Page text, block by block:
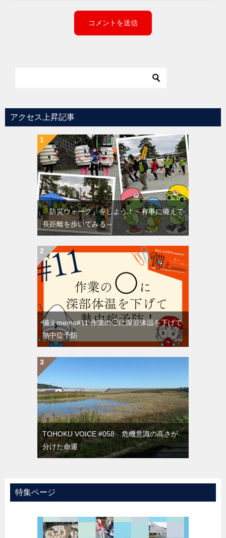
アクセス上昇記事
「防災ウォーク」をしよう！～有事に備えて
長距離を歩いてみる～
備えmemo#11 作業の◯に深部体温を下げて
熱中症予防
TOHOKU VOICE #058 危機意識の高さが
分けた命運
特集ページ